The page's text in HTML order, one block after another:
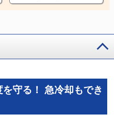
守る！ 急冷却もでき